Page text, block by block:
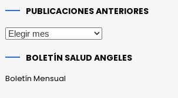
PUBLICACIONES ANTERIORES
Publicaciones
BOLETÍN SALUD ANGELES
Boletín Mensual